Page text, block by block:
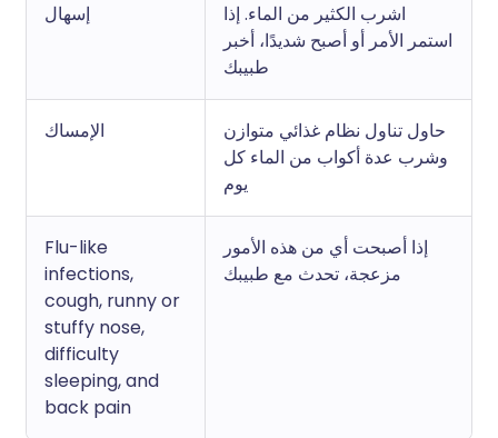
إسهال
اشرب الكثير من الماء. إذا
استمر الأمر أو أصبح شديدًا، أخبر
طبيبك
الإمساك
حاول تناول نظام غذائي متوازن
وشرب عدة أكواب من الماء كل
يوم
Flu-like
infections,
cough, runny or
stuffy nose,
difficulty
sleeping, and
back pain
إذا أصبحت أي من هذه الأمور
مزعجة، تحدث مع طبيبك